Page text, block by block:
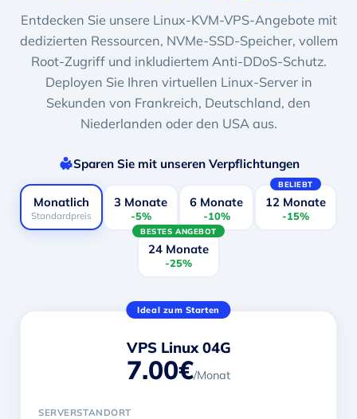
Entdecken Sie unsere Linux-KVM-VPS-Angebote mit
dedizierten Ressourcen, NVMe-SSD-Speicher, vollem
Root-Zugriff und inkludiertem Anti-DDoS-Schutz.
Deployen Sie Ihren virtuellen Linux-Server in
Sekunden von Frankreich, Deutschland, den
Niederlanden oder den USA aus.
Sparen Sie mit unseren Verpflichtungen
Monatlich
Standardpreis
3 Monate
-5%
6 Monate
-10%
BELIEBT
12 Monate
-15%
BESTES ANGEBOT
24 Monate
-25%
Ideal zum Starten
VPS Linux 04G
7.00€/Monat
SERVERSTANDORT